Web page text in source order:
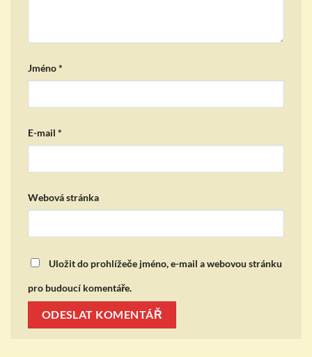
Jméno*
E-mail *
Webová stránka
Uložit do prohlížeče jméno, e-mail a webovou stránku
pro budoucí komentáře.